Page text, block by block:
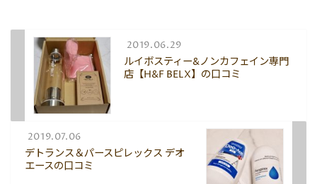
2019.06.29
ルイボスティー&ノンカフェイン専門
店【H&F BELX】の口コミ
2019.07.06
デトランス＆パースピレックス デオ
エースの口コミ